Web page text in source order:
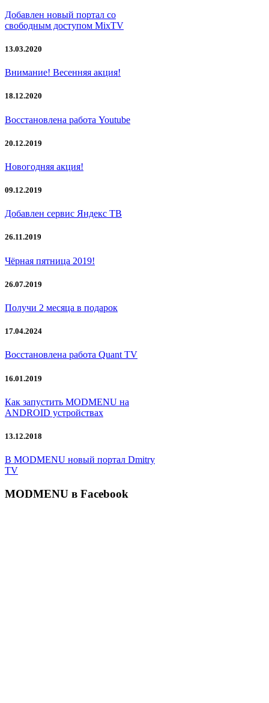
Добавлен новый портал со
свободным доступом MixTV
13.03.2020
Внимание! Весенняя акция!
18.12.2020
Восстановлена работа Youtube
20.12.2019
Новогодняя акция!
09.12.2019
Добавлен сервис Яндекс ТВ
26.11.2019
Чёрная пятница 2019!
26.07.2019
Получи 2 месяца в подарок
17.04.2024
Восстановлена работа Quant TV
16.01.2019
Как запустить MODMENU на
ANDROID устройствах
13.12.2018
В MODMENU новый портал Dmitry
TV
MODMENU в Facebook